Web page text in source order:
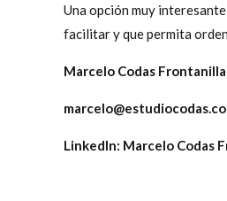
Una opción muy
facilitar y que permita
Marcelo Codas Frontanilla
Linkedln: Marcelo Codas